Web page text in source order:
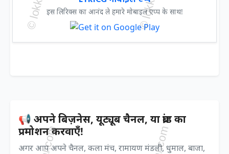
इस लिरिक्स का आनंद ले हमारे मोबाइल एप्प के साथ!
📢 अपने बिज़नेस, यूट्यूब चैनल, या ब्रांड का
प्रमोशन करवाएँ!
अगर आप अपने चैनल, कला मंच, रामायण मंडली, धुमाल, बाजा,